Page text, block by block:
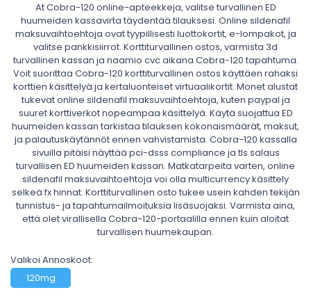
At Cobra-120 online-apteekkeja, valitse turvallinen ED
huumeiden kassavirta täydentää tilauksesi. Online sildenafil
maksuvaihtoehtoja ovat tyypillisesti luottokortit, e-lompakot, ja
valitse pankkisiirrot. Korttiturvallinen ostos, varmista 3d
turvallinen kassan ja naamio cvc aikana Cobra-120 tapahtuma.
Voit suorittaa Cobra-120 korttiturvallinen ostos käyttäen rahaksi
korttien käsittelyä ja kertaluonteiset virtuaalikortit. Monet alustat
tukevat online sildenafil maksuvaihtoehtoja, kuten paypal ja
suuret korttiverkot nopeampaa käsittelyä. Käytä suojattua ED
huumeiden kassan tarkistaa tilauksen kokonaismäärät, maksut,
ja palautuskäytännöt ennen vahvistamista. Cobra-120 kassalla
sivuilla pitäisi näyttää pci-dsss compliance ja tls salaus
turvallisen ED huumeiden kassan. Matkatarpeita varten, online
sildenafil maksuvaihtoehtoja voi olla multicurrency käsittely
selkeä fx hinnat. Korttiturvallinen osto tukee usein kahden tekijän
tunnistus- ja tapahtumailmoituksia lisäsuojaksi. Varmista aina,
että olet virallisella Cobra-120-portaalilla ennen kuin aloitat
turvallisen huumekaupan.
Valikoi Annoskoot:
120mg